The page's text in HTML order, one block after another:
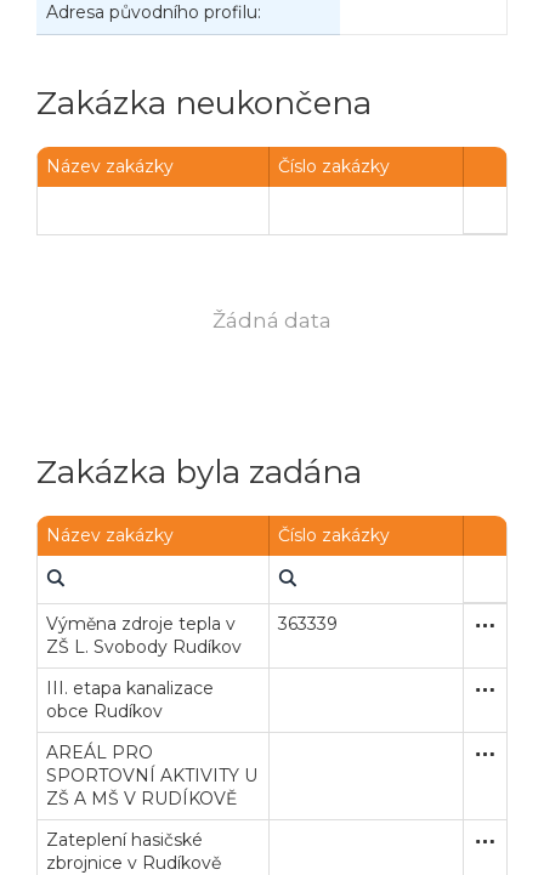
Adresa původního profilu:
Zakázka neukončena
Název zakázky Číslo zakázky
Žádná data
Zakázka byla zadána
Název zakázky Číslo zakázky
Výměna zdroje tepla v
ZŠ L. Svobody Rudíkov
363339
III. etapa kanalizace
obce Rudíkov
AREÁL PRO
SPORTOVNÍ AKTIVITY U
ZŠ A MŠ V RUDÍKOVĚ
Zateplení hasičské
zbrojnice v Rudíkově